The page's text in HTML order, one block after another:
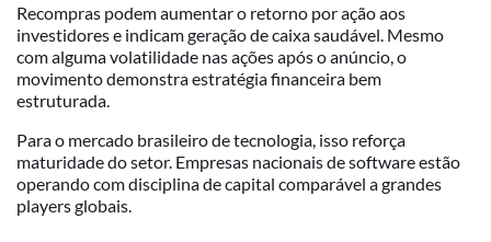
Recompras podem aumentar o retorno por ação aos
investidores e indicam geração de caixa saudável. Mesmo
com alguma volatilidade nas ações após o anúncio, o
movimento demonstra estratégia financeira bem
estruturada.
Para o mercado brasileiro de tecnologia, isso reforça
maturidade do setor. Empresas nacionais de software estão
operando com disciplina de capital comparável a grandes
players globais.